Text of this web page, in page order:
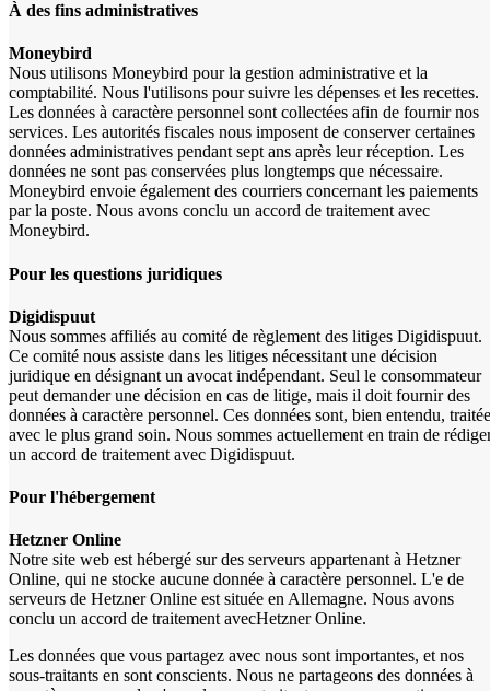
À des fins administratives
Moneybird
Nous utilisons Moneybird pour la gestion administrative et la
comptabilité. Nous l'utilisons pour suivre les dépenses et les recettes.
Les données à caractère personnel sont collectées afin de fournir nos
services. Les autorités fiscales nous imposent de conserver certaines
données administratives pendant sept ans après leur réception. Les
données ne sont pas conservées plus longtemps que nécessaire.
Moneybird envoie également des courriers concernant les paiements
par la poste. Nous avons conclu un accord de traitement avec
Moneybird.
Pour les questions juridiques
Digidispuut
Nous sommes affiliés au comité de règlement des litiges Digidispuut.
Ce comité nous assiste dans les litiges nécessitant une décision
juridique en désignant un avocat indépendant. Seul le consommateur
peut demander une décision en cas de litige, mais il doit fournir des
données à caractère personnel. Ces données sont, bien entendu,
avec le plus grand soin. Nous sommes actuellement en train de
un accord de traitement avec Digidispuut.
Pour l'hébergement
Hetzner Online
Notre site web est hébergé sur des serveurs appartenant à Hetzner
Online, qui ne stocke aucune donnée à caractère personnel. L'e de
serveurs de Hetzner Online est située en Allemagne. Nous avons
conclu un accord de traitement avecHetzner Online.
Les données que vous partagez avec nous sont importantes, et nos
sous-traitants en sont conscients. Nous ne partageons des données à